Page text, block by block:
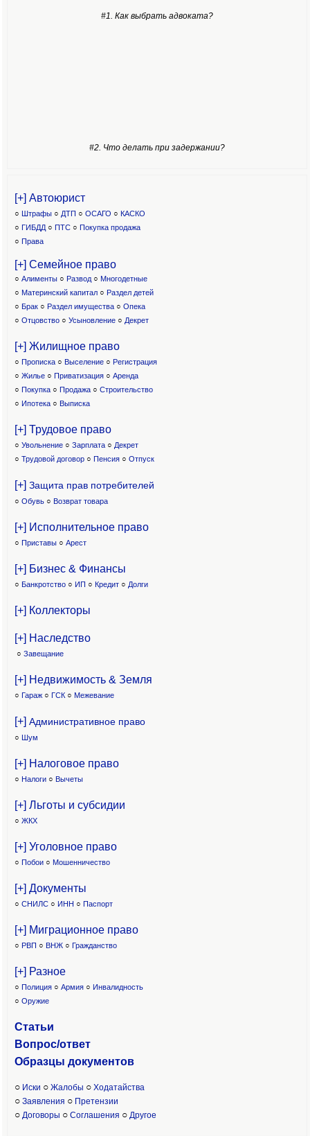
#1. Как выбрать адвоката?
#2. Что делать при задержании?
[+] Автоюрист
○ Штрафы ○ ДТП ○ ОСАГО ○ КАСКО
○ ГИБДД ○ ПТС ○ Покупка продажа
○ Права
[+] Семейное право
○ Алименты ○ Развод ○ Многодетные
○ Материнский капитал○ Раздел детей
○ Брак ○ Раздел имущества ○ Опека
○ Отцовство○ Усыновление ○ Декрет
[+] Жилищное право
○ Прописка ○ Выселение ○ Регистрация
○ Жилье ○ Приватизация ○ Аренда
○ Покупка ○ Продажа ○ Строительство
○ Ипотека ○ Выписка
[+] Трудовое право
○ Увольнение ○ Зарплата ○ Декрет
○ Трудовой договор ○ Пенсия ○ Отпуск
[+] Защита прав потребителей
○ Обувь ○ Возврат товара
[+] Исполнительное право
○ Приставы ○ Арест
[+] Бизнес & Финансы
○ Банкротство ○ ИП ○ Кредит ○ Долги
[+] Коллекторы
[+] Наследство
○ Завещание
[+] Недвижимость & Земля
○ Гараж ○ ГСК ○ Межевание
[+] Административное право
○ Шум
[+] Налоговое право
○ Налоги ○ Вычеты
[+] Льготы и субсидии
○ ЖКХ
[+] Уголовное право
○ Побои ○ Мошенничество
[+] Документы
○ СНИЛС ○ ИНН ○ Паспорт
[+] Миграционное право
○ РВП ○ ВНЖ ○ Гражданство
[+] Разное
○ Полиция ○ Армия ○ Инвалидность
○ Оружие
Статьи
Вопрос/ответ
Образцы документов
○ Иски ○ Жалобы ○ Ходатайства
○ Заявления ○ Претензии
○ Договоры ○ Соглашения ○ Другое